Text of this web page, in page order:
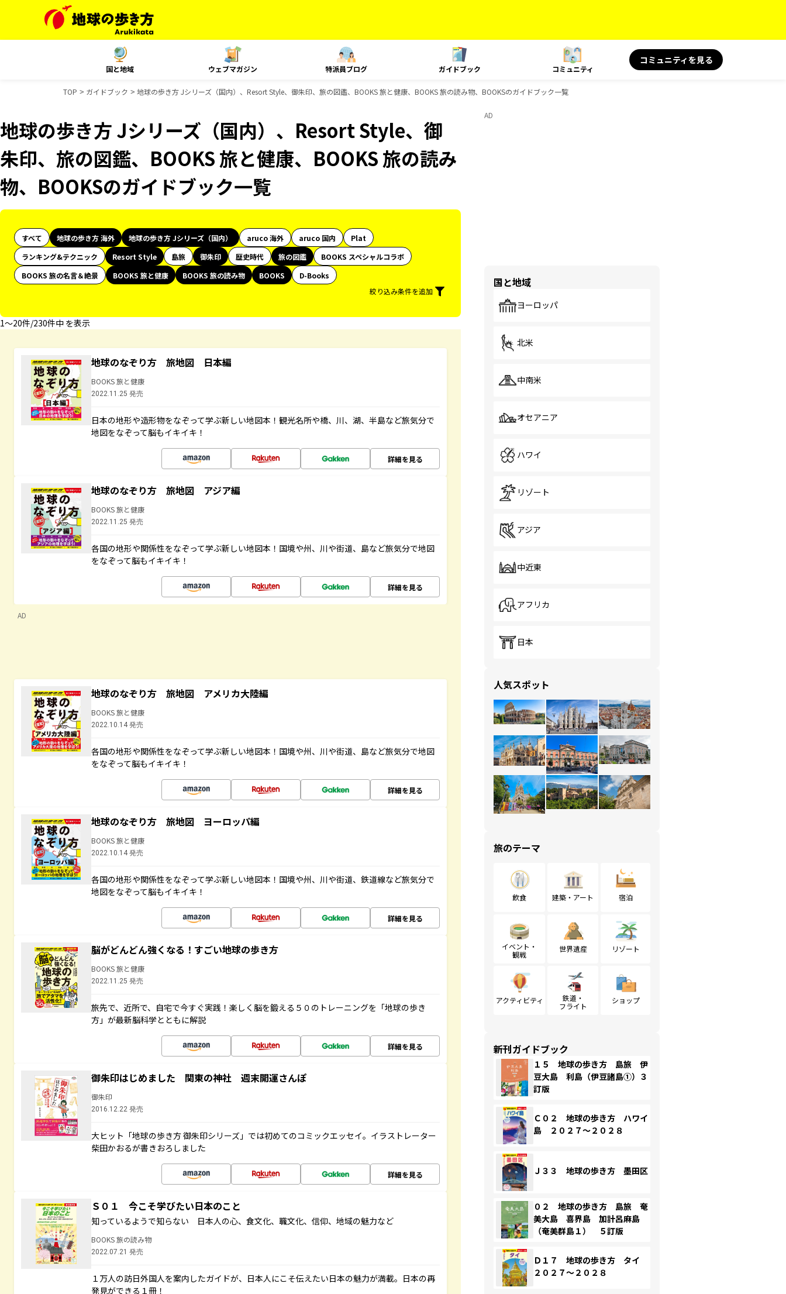
国と地域 ウェブマガジン 特派員ブログ ガイドブック コミュニティ
コミュニティを見る
TOP ガイドブック 地球の歩き方 Jシリーズ（国内）、Resort Style、御朱印、旅の図鑑、BOOKS 旅と健康、BOOKS 旅の読み物、BOOKSのガイドブック一覧
地球の歩き方 Jシリーズ（国内）、Resort Style、御
朱印、旅の図鑑、BOOKS 旅と健康、BOOKS 旅の読み
物、BOOKSのガイドブック一覧
すべて 地球の歩き方 海外 地球の歩き方 Jシリーズ（国内） aruco 海外 aruco 国内
Plat
ランキング&テクニック
Resort Style 島旅 御朱印 歴史時代 旅の図鑑
BOOKS スペシャルコラボ
BOOKS 旅の名言＆絶景
BOOKS 旅と健康 BOOKS 旅の読み物 BOOKS
D-Books
絞り込み条件を追加
1〜20件/230件中 を表示
地球のなぞり方 旅地図 日本編
BOOKS 旅と健康
2022.11.25 発売
日本の地形や造形物をなぞって学ぶ新しい地図本！観光名所や橋、川、湖、半島など旅気分で
地図をなぞって脳もイキイキ！
詳細を見る
地球のなぞり方 旅地図 アジア編
BOOKS 旅と健康
2022.11.25 発売
各国の地形や関係性をなぞって学ぶ新しい地図本！国境や州、川や街道、島など旅気分で地図
をなぞって脳もイキイキ！
詳細を見る
AD
地球のなぞり方 旅地図 アメリカ大陸編
BOOKS 旅と健康
2022.10.14 発売
各国の地形や関係性をなぞって学ぶ新しい地図本！国境や州、川や街道、島など旅気分で地図
をなぞって脳もイキイキ！
詳細を見る
地球のなぞり方 旅地図 ヨーロッパ編
BOOKS 旅と健康
2022.10.14 発売
各国の地形や関係性をなぞって学ぶ新しい地図本！国境や州、川や街道、鉄道線など旅気分で
地図をなぞって脳もイキイキ！
詳細を見る
脳がどんどん強くなる！すごい地球の歩き方
BOOKS 旅と健康
2022.11.25 発売
旅先で、近所で、自宅で今すぐ実践！楽しく脳を鍛える５０のトレーニングを「地球の歩き
方」が最新脳科学とともに解説
詳細を見る
御朱印はじめました 関東の神社 週末開運さんぽ
御朱印
2016.12.22 発売
大ヒット「地球の歩き方 御朱印シリーズ」では初めてのコミックエッセイ。イラストレーター
柴田かおるが書きおろしました
詳細を見る
Ｓ０１ 今こそ学びたい日本のこと
知っているようで知らない 日本人の心、食文化、職文化、信仰、地域の魅力など
BOOKS 旅の読み物
2022.07.21 発売
１万人の訪日外国人を案内したガイドが、日本人にこそ伝えたい日本の魅力が満載。日本の再
発見ができる１冊！
AD
国と地域
ヨーロッパ
北米
中南米
オセアニア
ハワイ
リゾート
アジア
中近東
アフリカ
日本
人気スポット
旅のテーマ
飲食 建築・アート 宿泊
イベント・
観戦
世界遺産 リゾート
アクティビティ
鉄道・
フライト
ショップ
新刊ガイドブック
１５ 地球の歩き方 島旅 伊
豆大島 利島（伊豆諸島①）３
訂版
Ｃ０２ 地球の歩き方 ハワイ
島 ２０２７～２０２８
Ｊ３３ 地球の歩き方 墨田区
０２ 地球の歩き方 島旅 奄
美大島 喜界島 加計呂麻島
（奄美群島１） ５訂版
Ｄ１７ 地球の歩き方 タイ
２０２７～２０２８